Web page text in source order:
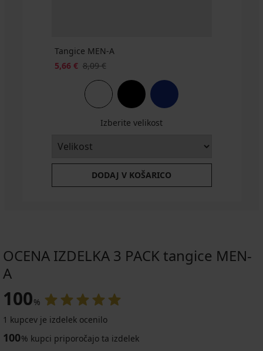
Tangice MEN-A
5,66 € 8,09 €
Izberite velikost
DODAJ V KOŠARICO
OCENA IZDELKA 3 PACK tangice MEN-
A
100%
1 kupcev je izdelek ocenilo
100% kupci priporočajo ta izdelek